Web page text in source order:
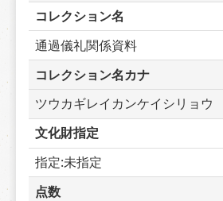
コレクション名
通過儀礼関係資料
コレクション名カナ
ツウカギレイカンケイシリョウ
文化財指定
指定:未指定
点数